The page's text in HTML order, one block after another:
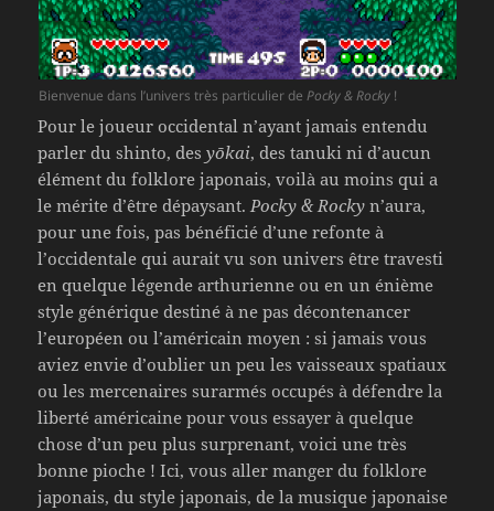
Bienvenue dans l’univers très particulier de Pocky & Rocky !
Pour le joueur occidental n’ayant jamais entendu
parler du shinto, desyōkai, des tanuki ni d’aucun
élément du folklore japonais, voilà au moins qui a
le mérite d’être dépaysant.Pocky & Rocky n’aura,
pour une fois, pas bénéficié d’une refonte à
l’occidentale qui aurait vu son univers être travesti
en quelque légende arthurienne ou en un énième
style générique destiné à ne pas décontenancer
l’européen ou l’américain moyen : si jamais vous
aviez envie d’oublier un peu les vaisseaux spatiaux
ou les mercenaires surarmés occupés à défendre la
liberté américaine pour vous essayer à quelque
chose d’un peu plus surprenant, voici une très
bonne pioche ! Ici, vous aller manger du folklore
japonais, du style japonais, de la musique japonaise